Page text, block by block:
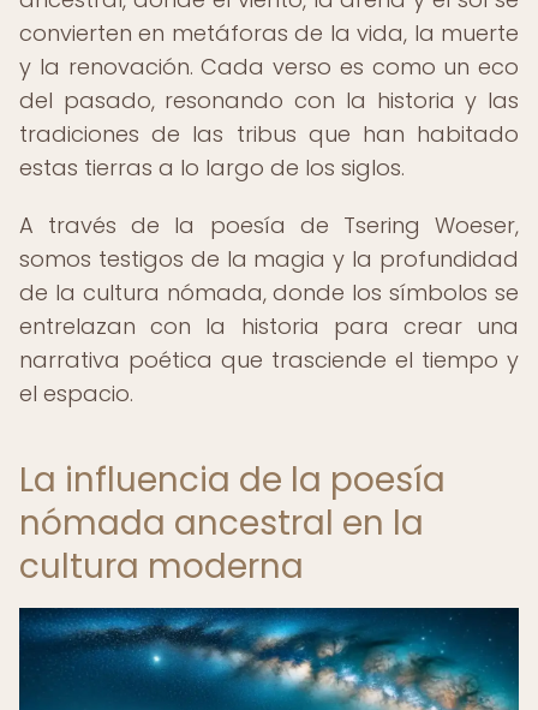
convierten en metáforas de la vida, la muerte
y la renovación. Cada verso es como un eco
del pasado, resonando con la historia y las
tradiciones de las tribus que han habitado
estas tierras a lo largo de los siglos.
A través de la poesía de Tsering Woeser,
somos testigos de la magia y la profundidad
de la cultura nómada, donde los símbolos se
entrelazan con la historia para crear una
narrativa poética que trasciende el tiempo y
el espacio.
La influencia de la poesía
nómada ancestral en la
cultura moderna